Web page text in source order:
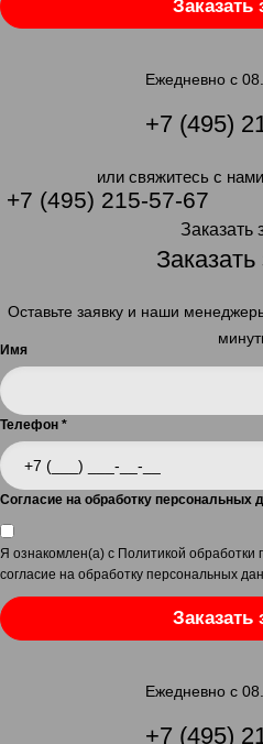
Заказать
Ежедневно с
+7 (495)
или свяжитесь с
+7 (495) 215-57-67
Заказать
Заказать
Оставьте заявку и наши
Имя
Телефон *
Согласие на обработку персональных
Я ознакомлен(а) с Политикой
согласие на обработку персональных
Заказать
Ежедневно с
+7 (495)